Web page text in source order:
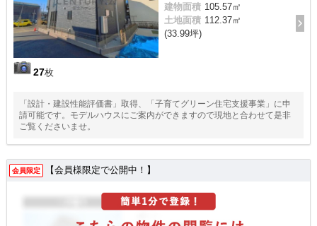
27枚
建物面積 105.57㎡
土地面積 112.37㎡
(33.99坪)
「設計・建設性能評価書」取得、「子育てグリーン住宅支援事業」に申
請可能です。モデルハウスにご案内ができますので現地と合わせて是非
ご覧くださいませ。
会員限定 【会員様限定で公開中！】